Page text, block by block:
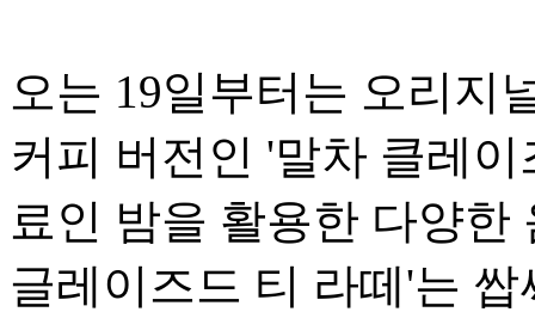
오는 19일부터는 오리지
커피 버전인 '말차 클레
료인 밤을 활용한 다양
글레이즈드 티 라떼'는